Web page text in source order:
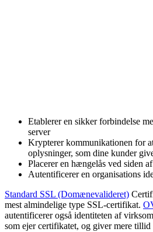
Etablerer en sikker forbindelse
server
Krypterer kommunikationen for
oplysninger, som dine kunder
Placerer en hængelås ved siden
Autentificerer en organisations
Standard SSL (Domænevalideret)
mest almindelige type SSL-certifikat.
autentificerer også identiteten af
som ejer certifikatet, og giver mere tillid